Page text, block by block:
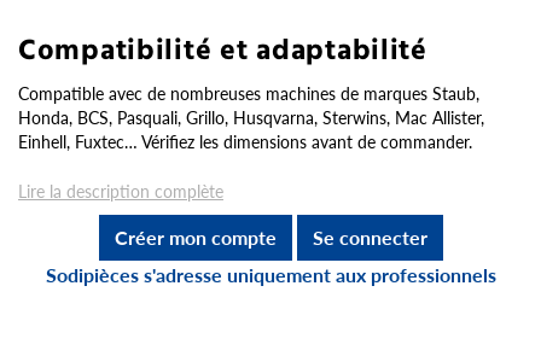
Compatibilité et adaptabilité
Compatible avec de nombreuses machines de marques Staub,
Honda, BCS, Pasquali, Grillo, Husqvarna, Sterwins, Mac Allister,
Einhell, Fuxtec… Vérifiez les dimensions avant de commander.
Lire la description complète
Créer mon compte
Se connecter
Sodipièces s'adresse uniquement aux professionnels